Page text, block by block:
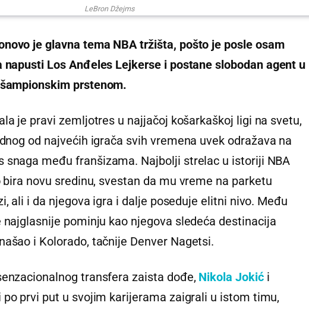
LeBron Džejms
je glavna tema NBA tržišta, pošto je posle osam
napusti Los Anđeles Lejkerse i postane slobodan agent u
prstenom.
je pravi zemljotres u najjačoj košarkaškoj ligi na svetu,
od najvećih igrača svih vremena uvek odražava na
snaga među franšizama. Najbolji strelac u istoriji NBA
novu sredinu, svestan da mu vreme na parketu
ali i da njegova igra i dalje poseduje elitni nivo. Među
pominju kao njegova sledeća destinacija
i Kolorado, tačnije Denver Nagetsi.
transfera zaista dođe, Nikola Jokići
prvi put u svojim karijerama zaigrali u istom timu,